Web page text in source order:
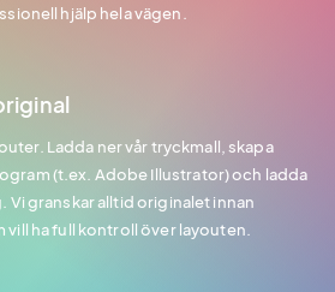
hjälp hela vägen.
Ladda ner vår tryckmall, skapa
(t.ex. Adobe Illustrator) och ladda
Vi granskar alltid originalet innan
ha full kontroll över layouten.